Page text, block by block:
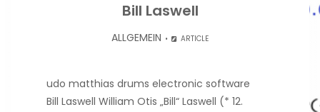
Bill Laswell
ALLGEMEIN ARTICLE
udo matthias drums electronic software
Bill Laswell William Otis „Bill“ Laswell (* 12.